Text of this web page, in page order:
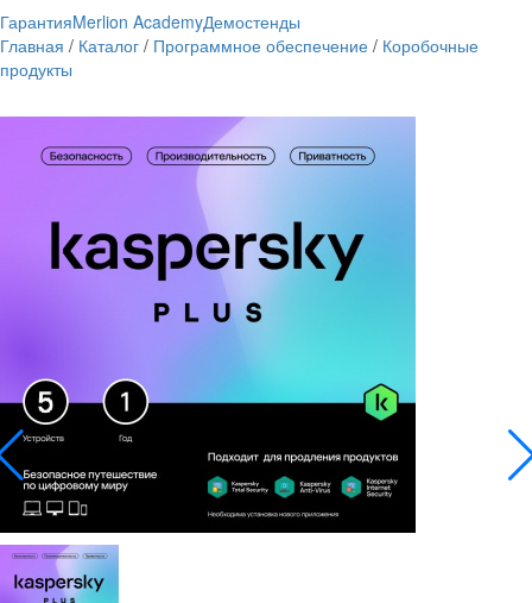
ГарантияMerlion AcademyДемостенды
Главная / Каталог / Программное обеспечение / Коробочные
продукты